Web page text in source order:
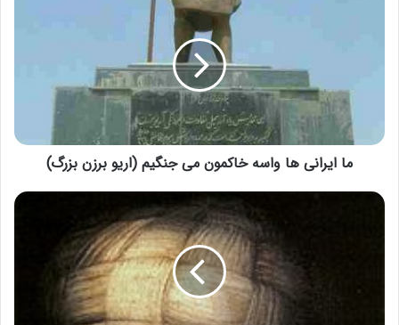
ما ایرانی ها واسه خاکمون می جنگیم (اریو برزن بزرگ)